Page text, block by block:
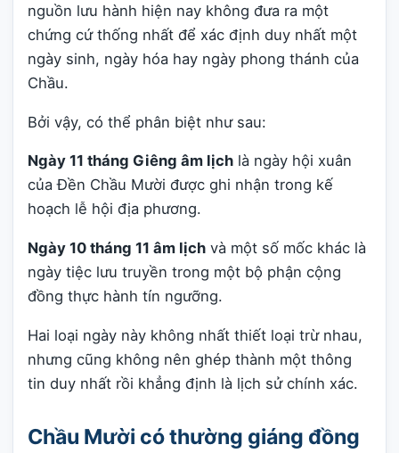
nguồn lưu hành hiện nay không đưa ra một
chứng cứ thống nhất để xác định duy nhất một
ngày sinh, ngày hóa hay ngày phong thánh của
Chầu.
Bởi vậy, có thể phân biệt như sau:
Ngày 11 tháng Giêng âm lịch là ngày hội xuân
của Đền Chầu Mười được ghi nhận trong kế
hoạch lễ hội địa phương.
Ngày 10 tháng 11 âm lịch và một số mốc khác là
ngày tiệc lưu truyền trong một bộ phận cộng
đồng thực hành tín ngưỡng.
Hai loại ngày này không nhất thiết loại trừ nhau,
nhưng cũng không nên ghép thành một thông
tin duy nhất rồi khẳng định là lịch sử chính xác.
Chầu Mười có thường giáng đồng